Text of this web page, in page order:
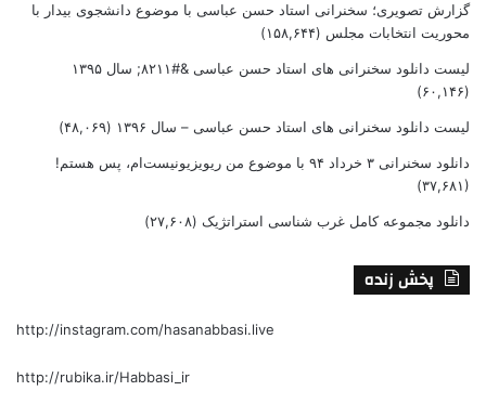
گزارش تصویری؛ سخنرانی استاد حسن عباسی با موضوع دانشجوی بیدار با
محوریت انتخابات مجلس (۱۵۸,۶۴۴)
لیست دانلود سخنرانی های استاد حسن عباسی &#۸۲۱۱; سال ۱۳۹۵
(۶۰,۱۴۶)
لیست دانلود سخنرانی های استاد حسن عباسی – سال ۱۳۹۶ (۴۸,۰۶۹)
دانلود سخنرانی ۳ خرداد ۹۴ با موضوع من ریویزیونیست‌ام، پس هستم!
(۳۷,۶۸۱)
دانلود مجموعه کامل غرب شناسی استراتژیک (۲۷,۶۰۸)
پخش زنده
http://instagram.com/hasanabbasi.live
http://rubika.ir/Habbasi_ir